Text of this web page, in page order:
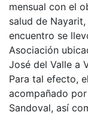
mensual con el
salud de
encuentro se
Asociación
José del Valle a
Para tal efecto,
acompañado
Sandoval, así